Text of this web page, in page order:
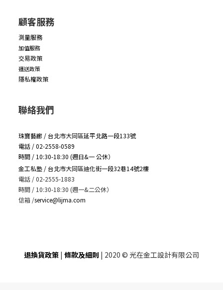
顧客服務
測量服務
加值服務
交易政策
運送政策
隱私權政策
聯絡我們
珠寶藝廊 / 台北市大同區延平北路一段133號
電話 / 02-2558-0589
時間 / 10:30-18:30 (週日&一 公休）
金工私塾 / 台北市大同區迪化街一段32巷14號2樓
電話 / 02-2555-1883
時間 / 10:30-18:30 (週一&二公休）
信箱 /service@lijma.com
退換貨政策 | 條款及細則 | 2020 © 光在金工設計有限公司